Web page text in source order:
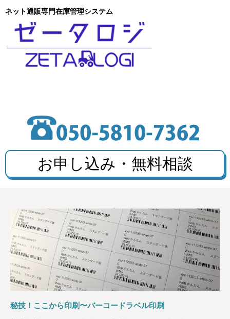
ネット通販専門在庫管理システム
お申し込み・無料相談
秘技！ここから印刷〜バーコードラベル印刷